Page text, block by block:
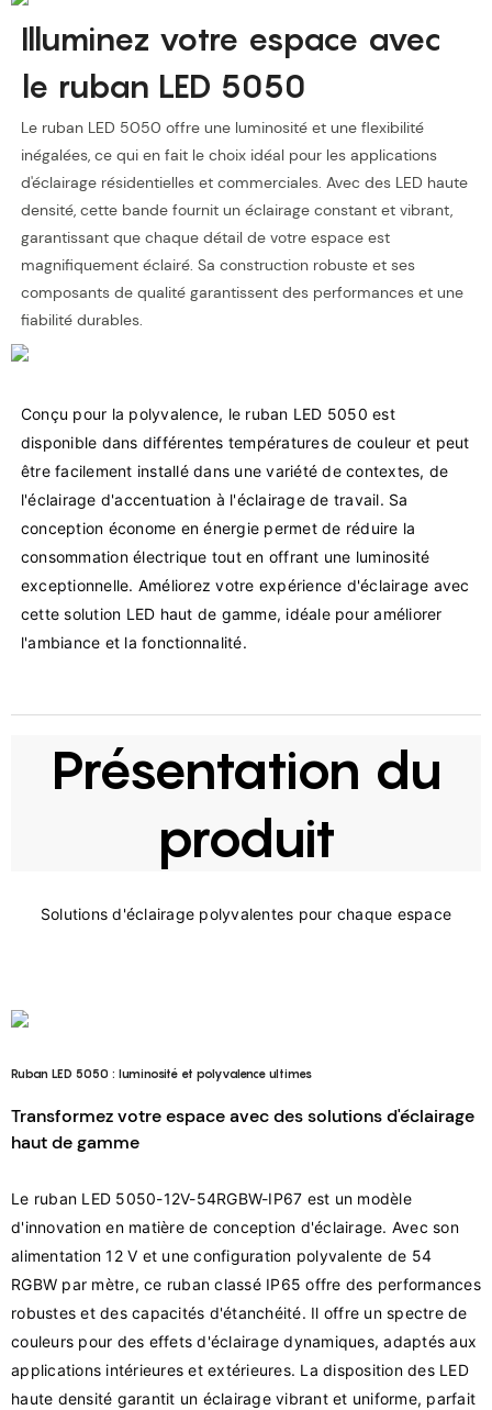
Illuminez votre espace avec
le ruban LED 5050
Le ruban LED 5050 offre une luminosité et une flexibilité
inégalées, ce qui en fait le choix idéal pour les applications
d'éclairage résidentielles et commerciales. Avec des LED haute
densité, cette bande fournit un éclairage constant et vibrant,
garantissant que chaque détail de votre espace est
magnifiquement éclairé. Sa construction robuste et ses
composants de qualité garantissent des performances et une
fiabilité durables.
Conçu pour la polyvalence, le ruban LED 5050 est
disponible dans différentes températures de couleur et peut
être facilement installé dans une variété de contextes, de
l'éclairage d'accentuation à l'éclairage de travail. Sa
conception économe en énergie permet de réduire la
consommation électrique tout en offrant une luminosité
exceptionnelle. Améliorez votre expérience d'éclairage avec
cette solution LED haut de gamme, idéale pour améliorer
Présentation du
produit
Ruban LED 5050 : luminosité et polyvalence ultimes
Transformez votre espace avec des solutions d'éclairage
haut de gamme
Le ruban LED 5050-12V-54RGBW-IP67 est un modèle
d'innovation en matière de conception d'éclairage. Avec son
alimentation 12 V et une configuration polyvalente de 54
RGBW par mètre, ce ruban classé IP65 offre des performances
robustes et des capacités d'étanchéité. Il offre un spectre de
couleurs pour des effets d'éclairage dynamiques, adaptés aux
applications intérieures et extérieures. La disposition des LED
haute densité garantit un éclairage vibrant et uniforme, parfait